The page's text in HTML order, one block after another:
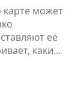
карте может
её
какие
для
Кроме
влияют